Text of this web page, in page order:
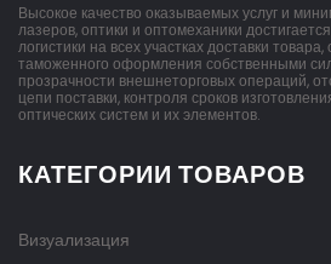
Высокое качество оказываемых услуг и
лазеров, оптики и оптомеханики
логистики на всех участках доставки
таможенного оформления собственными
прозрачности внешнеторговых операций,
цепи поставки, контроля сроков
оптических систем и их элементов.
КАТЕГОРИИ ТОВАРОВ
Визуализация